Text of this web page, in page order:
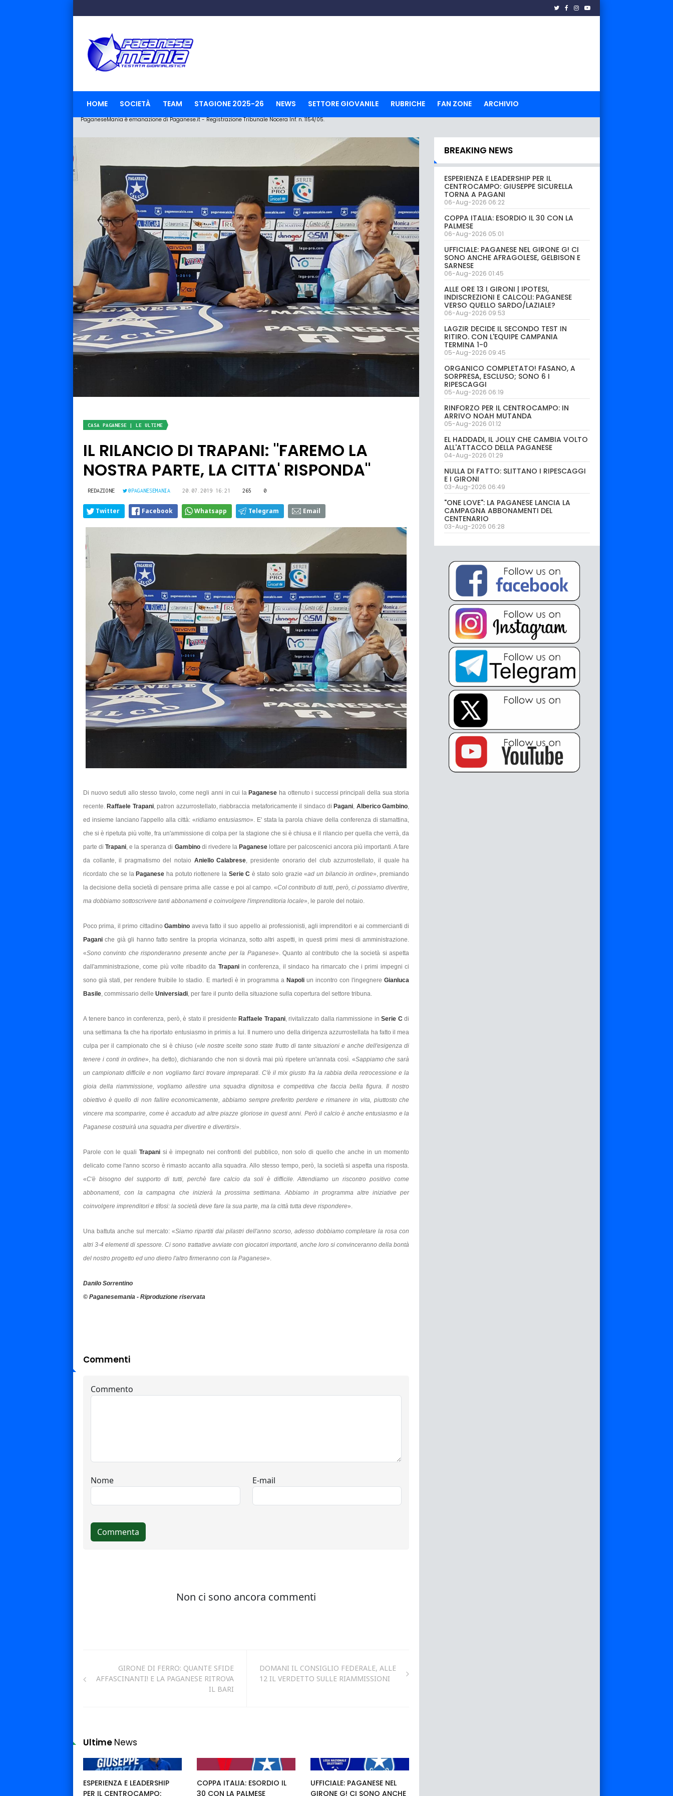
HOME SOCIETÀ TEAM STAGIONE 2025-26 NEWS SETTORE GIOVANILE RUBRICHE FAN ZONE ARCHIVIO
PaganeseMania è emanazione di Paganese.it - Registrazione Tribunale Nocera Inf. n. 1154/05.
CASA PAGANESE | LE ULTIME
IL RILANCIO DI TRAPANI: "FAREMO LA
NOSTRA PARTE, LA CITTA' RISPONDA"
REDAZIONE @PAGANESEMANIA 20.07.2019 16:21 265 0
Twitter Facebook Whatsapp Telegram Email
Di nuovo seduti allo stesso tavolo, come negli anni in cui la Paganese ha ottenuto i successi principali della sua storia
recente. Raffaele Trapani, patron azzurrostellato, riabbraccia metaforicamente il sindaco di Pagani, Alberico Gambino,
ed insieme lanciano l'appello alla città: «ridiamo entusiasmo». E' stata la parola chiave della conferenza di stamattina,
che si è ripetuta più volte, fra un'ammissione di colpa per la stagione che si è chiusa e il rilancio per quella che verrà, da
parte diTrapani, e la speranza di Gambino di rivedere la Paganeselottare per palcoscenici ancora più importanti. A fare
da collante, il pragmatismo del notaio Aniello Calabrese, presidente onorario del club azzurrostellato, il quale ha
ricordato che se la Paganese ha potuto riottenere laSerie C è stato solo grazie «ad un bilancio in ordine», premiando
la decisione della società di pensare prima alle casse e poi al campo. «Col contributo di tutti, però, ci possiamo divertire,
ma dobbiamo sottoscrivere tanti abbonamenti e coinvolgere l'imprenditoria locale», le parole del notaio.
Poco prima, il primo cittadinoGambino aveva fatto il suo appello ai professionisti, agli imprenditori e ai commercianti di
Paganiche già gli hanno fatto sentire la propria vicinanza, sotto altri aspetti, in questi primi mesi di amministrazione.
«Sono convinto che risponderanno presente anche per la Paganese». Quanto al contributo che la società si aspetta
dall'amministrazione, come più volte ribadito da Trapaniin conferenza, il sindaco ha rimarcato che i primi impegni ci
sono già stati, per rendere fruibile lo stadio. E martedì è in programma a Napoliun incontro con l'ingegnereGianluca
Basile, commissario delle Universiadi, per fare il punto della situazione sulla copertura del settore tribuna.
A tenere banco in conferenza, però, è stato il presidente Raffaele Trapani, rivitalizzato dalla riammissione inSerie Cdi
una settimana fa che ha riportato entusiasmo in primis a lui. Il numero uno della dirigenza azzurrostellata ha fatto il mea
culpa per il campionato che si è chiuso («le nostre scelte sono state frutto di tante situazioni e anche dell'esigenza di
tenere i conti in ordine», ha detto), dichiarando che non si dovrà mai più ripetere un'annata così. «Sappiamo che sarà
un campionato difficile e non vogliamo farci trovare impreparati. C'è il mix giusto fra la rabbia della retrocessione e la
gioia della riammissione, vogliamo allestire una squadra dignitosa e competitiva che faccia bella figura. Il nostro
obiettivo è quello di non fallire economicamente, abbiamo sempre preferito perdere e rimanere in vita, piuttosto che
vincere ma scomparire, come è accaduto ad altre piazze gloriose in questi anni. Però il calcio è anche entusiasmo e la
Paganese costruirà una squadra per divertire e divertirsi».
Parole con le quali Trapani si è impegnato nei confronti del pubblico, non solo di quello che anche in un momento
delicato come l'anno scorso è rimasto accanto alla squadra. Allo stesso tempo, però, la società si aspetta una risposta.
«C'è bisogno del supporto di tutti, perchè fare calcio da soli è difficile. Attendiamo un riscontro positivo come
abbonamenti, con la campagna che inizierà la prossima settimana. Abbiamo in programma altre iniziative per
coinvolgere imprenditori e tifosi: la società deve fare la sua parte, ma la città tutta deve rispondere».
Una battuta anche sul mercato: «Siamo ripartiti dai pilastri dell'anno scorso, adesso dobbiamo completare la rosa con
altri 3-4 elementi di spessore. Ci sono trattative avviate con giocatori importanti, anche loro si convinceranno della bontà
del nostro progetto ed uno dietro l'altro firmeranno con la Paganese».
Danilo Sorrentino
© Paganesemania - Riproduzione riservata
Commenti
GIRONE DI FERRO: QUANTE SFIDE
AFFASCINANTI! E LA PAGANESE RITROVA
IL BARI
DOMANI IL CONSIGLIO FEDERALE, ALLE
12 IL VERDETTO SULLE RIAMMISSIONI
Ultime News
ESPERIENZA E LEADERSHIP
PER IL CENTROCAMPO:
COPPA ITALIA: ESORDIO IL
30 CON LA PALMESE
UFFICIALE: PAGANESE NEL
GIRONE G! CI SONO ANCHE
BREAKING NEWS
ESPERIENZA E LEADERSHIP PER IL
CENTROCAMPO: GIUSEPPE SICURELLA
TORNA A PAGANI
06-Aug-2026 06:22
COPPA ITALIA: ESORDIO IL 30 CON LA
PALMESE
06-Aug-2026 05:01
UFFICIALE: PAGANESE NEL GIRONE G! CI
SONO ANCHE AFRAGOLESE, GELBISON E
SARNESE
06-Aug-2026 01:45
ALLE ORE 13 I GIRONI | IPOTESI,
INDISCREZIONI E CALCOLI: PAGANESE
VERSO QUELLO SARDO/LAZIALE?
06-Aug-2026 09:53
LAGZIR DECIDE IL SECONDO TEST IN
RITIRO. CON L'EQUIPE CAMPANIA
TERMINA 1-0
05-Aug-2026 09:45
ORGANICO COMPLETATO! FASANO, A
SORPRESA, ESCLUSO; SONO 6 I
RIPESCAGGI
05-Aug-2026 06:19
RINFORZO PER IL CENTROCAMPO: IN
ARRIVO NOAH MUTANDA
05-Aug-2026 01:12
EL HADDADI, IL JOLLY CHE CAMBIA VOLTO
ALL'ATTACCO DELLA PAGANESE
04-Aug-2026 01:29
NULLA DI FATTO: SLITTANO I RIPESCAGGI
E I GIRONI
03-Aug-2026 06:49
"ONE LOVE": LA PAGANESE LANCIA LA
CAMPAGNA ABBONAMENTI DEL
CENTENARIO
03-Aug-2026 06:28